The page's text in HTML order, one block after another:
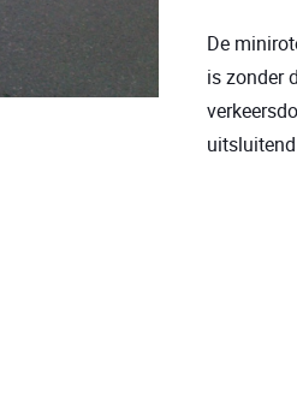
De
is zonder